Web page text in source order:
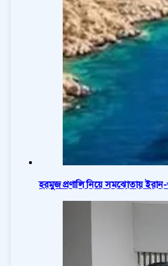
হরমুজ প্রণালি নিয়ে সমঝোতায়